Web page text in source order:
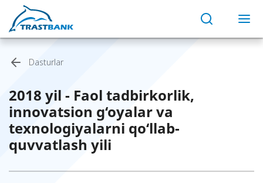
Dasturlar
2018 yil - Faol tadbirkorlik,
innovatsion g‘oyalar va
texnologiyalarni qo‘llab-
quvvatlash yili